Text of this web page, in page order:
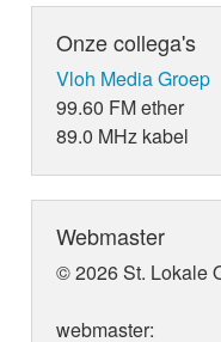
Onze collega's
Vloh Media Groep
99.60 FM ether
89.0 MHz kabel
Webmaster
© 2026 St. Lokale
webmaster: